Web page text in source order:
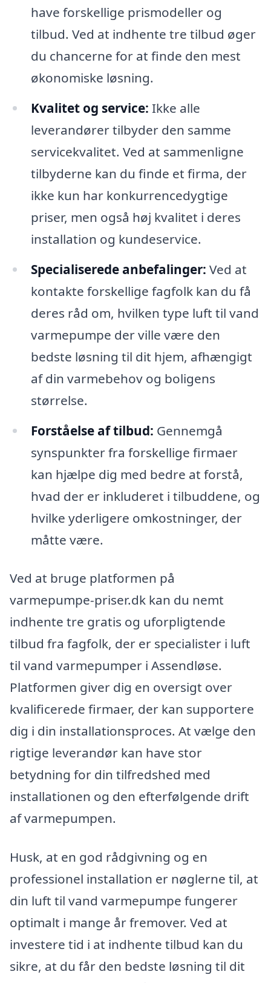
have forskellige prismodeller og
tilbud. Ved at indhente tre tilbud øger
du chancerne for at finde den mest
økonomiske løsning.
Kvalitet og service: Ikke alle
leverandører tilbyder den samme
servicekvalitet. Ved at sammenligne
tilbyderne kan du finde et firma, der
ikke kun har konkurrencedygtige
priser, men også høj kvalitet i deres
installation og kundeservice.
Specialiserede anbefalinger: Ved at
kontakte forskellige fagfolk kan du få
deres råd om, hvilken type luft til vand
varmepumpe der ville være den
bedste løsning til dit hjem, afhængigt
af din varmebehov og boligens
størrelse.
Forståelse af tilbud: Gennemgå
synspunkter fra forskellige firmaer
kan hjælpe dig med bedre at forstå,
hvad der er inkluderet i tilbuddene, og
hvilke yderligere omkostninger, der
måtte være.
Ved at bruge platformen på
varmepumpe-priser.dk kan du nemt
indhente tre gratis og uforpligtende
tilbud fra fagfolk, der er specialister i luft
til vand varmepumper i Assendløse.
Platformen giver dig en oversigt over
kvalificerede firmaer, der kan supportere
dig i din installationsproces. At vælge den
rigtige leverandør kan have stor
betydning for din tilfredshed med
installationen og den efterfølgende drift
af varmepumpen.
Husk, at en god rådgivning og en
professionel installation er nøglerne til, at
din luft til vand varmepumpe fungerer
optimalt i mange år fremover. Ved at
investere tid i at indhente tilbud kan du
sikre, at du får den bedste løsning til dit